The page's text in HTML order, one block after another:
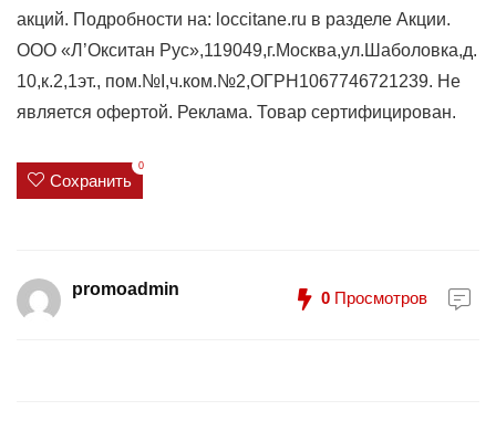
акций. Подробности на: loccitane.ru в разделе Акции.
ООО «Л’Окситан Рус»,119049,г.Москва,ул.Шаболовка,д.
10,к.2,1эт., пом.№I,ч.ком.№2,ОГРН1067746721239. Не
является офертой. Реклама. Товар сертифицирован.
Сохранить
0
promoadmin 0 Просмотров